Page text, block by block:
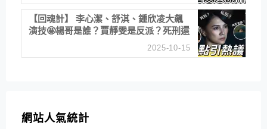
【回魂計】 李心潔、舒淇、鍾欣凌大飆
演技🤩楊哥是誰？賈靜雯是反派？死刑還
2025-10-15
網站人氣統計